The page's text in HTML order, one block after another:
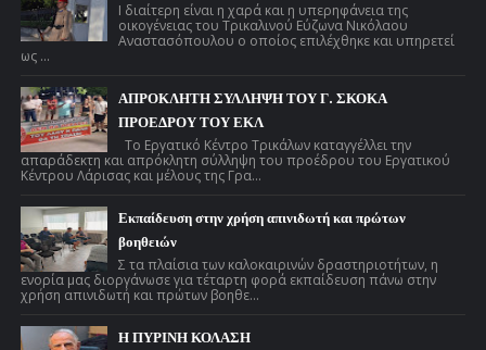
Ι διαίτερη είναι η χαρά και η υπερηφάνεια της
οικογένειας του Τρικαλινού Εύζωνα Νικόλαου
Αναστασόπουλου ο οποίος επιλέχθηκε και υπηρετεί
ως ...
ΑΠΡΟΚΛΗΤΗ ΣΥΛΛΗΨΗ ΤΟΥ Γ. ΣΚΟΚΑ
ΠΡΟΕΔΡΟΥ ΤΟΥ ΕΚΛ
Το Εργατικό Κέντρο Τρικάλων καταγγέλλει την
απαράδεκτη και απρόκλητη σύλληψη του προέδρου του Εργατικού
Κέντρου Λάρισας και μέλους της Γρα...
Εκπαίδευση στην χρήση απινιδωτή και πρώτων
βοηθειών
Σ τα πλαίσια των καλοκαιρινών δραστηριοτήτων, η
ενορία μας διοργάνωσε για τέταρτη φορά εκπαίδευση πάνω στην
χρήση απινιδωτή και πρώτων βοηθε...
Η ΠΥΡΙΝΗ ΚΟΛΑΣΗ